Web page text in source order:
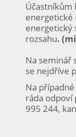
Účastníkům
energetické
energetický
rozsahu.
Na seminář
se nejdříve
Na
ráda odpoví
995 244,